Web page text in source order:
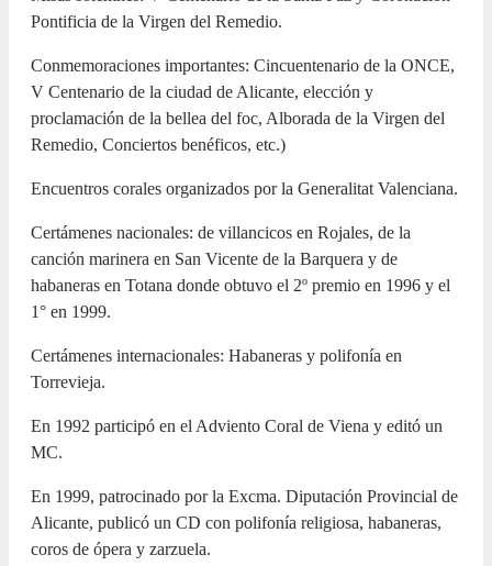
Pontificia de la Virgen del Remedio.
Conmemoraciones importantes: Cincuentenario de la ONCE,
V Centenario de la ciudad de Alicante, elección y
proclamación de la bellea del foc, Alborada de la Virgen del
Remedio, Conciertos benéficos, etc.)
Encuentros corales organizados por la Generalitat Valenciana.
Certámenes nacionales: de villancicos en Rojales, de la
canción marinera en San Vicente de la Barquera y de
habaneras en Totana donde obtuvo el 2º premio en 1996 y el
1° en 1999.
Certámenes internacionales: Habaneras y polifonía en
Torrevieja.
En 1992 participó en el Adviento Coral de Viena y editó un
MC.
En 1999, patrocinado por la Excma. Diputación Provincial de
Alicante, publicó un CD con polifonía religiosa, habaneras,
coros de ópera y zarzuela.